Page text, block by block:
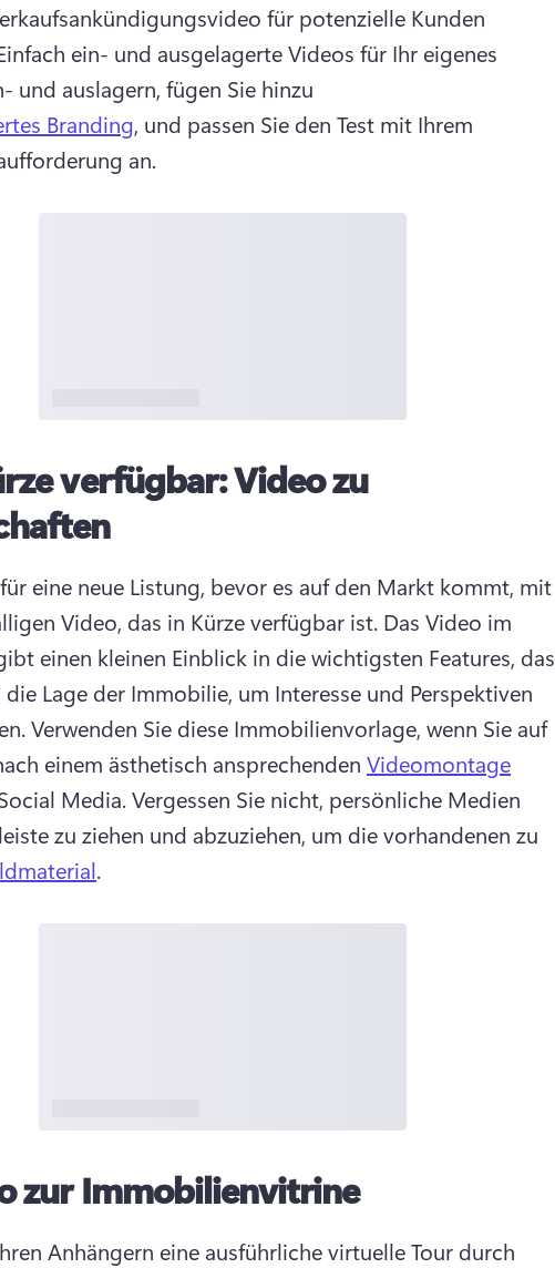
für potenzielle Kunden
ein- und ausgelagerte Videos für Ihr eigenes
und auslagern, fügen Sie hinzu
Branding, und passen Sie den Test mit Ihrem
an.
verfügbar: Video zu
eine neue Listung, bevor es auf den Markt kommt, mit
Video, das in Kürze verfügbar ist. Das Video im
einen kleinen Einblick in die wichtigsten Features, das
Lage der Immobilie, um Interesse und Perspektiven
Verwenden Sie diese Immobilienvorlage, wenn Sie auf
einem ästhetisch ansprechenden Videomontage
Media. Vergessen Sie nicht, persönliche Medien
zu ziehen und abzuziehen, um die vorhandenen zu
.
zur Immobilienvitrine
Anhängern eine ausführliche virtuelle Tour durch